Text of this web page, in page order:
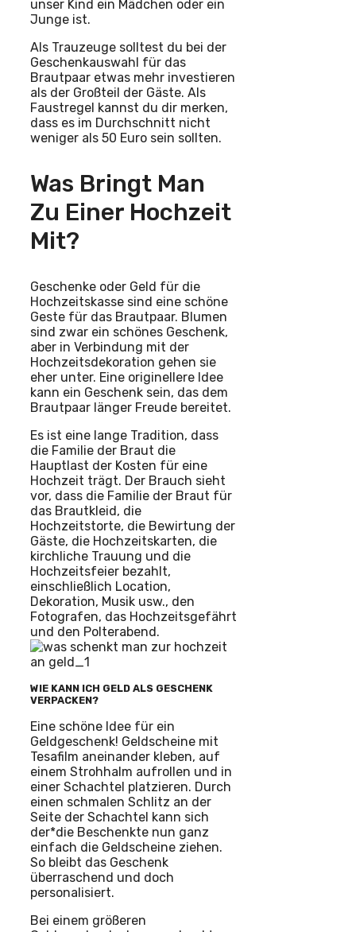
unser Kind ein Mädchen oder ein
Junge ist.
Als Trauzeuge solltest du bei der
Geschenkauswahl für das
Brautpaar etwas mehr investieren
als der Großteil der Gäste. Als
Faustregel kannst du dir merken,
dass es im Durchschnitt nicht
weniger als 50 Euro sein sollten.
Was Bringt Man
Zu Einer Hochzeit
Mit?
Geschenke oder Geld für die
Hochzeitskasse sind eine schöne
Geste für das Brautpaar. Blumen
sind zwar ein schönes Geschenk,
aber in Verbindung mit der
Hochzeitsdekoration gehen sie
eher unter. Eine originellere Idee
kann ein Geschenk sein, das dem
Brautpaar länger Freude bereitet.
Es ist eine lange Tradition, dass
die Familie der Braut die
Hauptlast der Kosten für eine
Hochzeit trägt. Der Brauch sieht
vor, dass die Familie der Braut für
das Brautkleid, die
Hochzeitstorte, die Bewirtung der
Gäste, die Hochzeitskarten, die
kirchliche Trauung und die
Hochzeitsfeier bezahlt,
einschließlich Location,
Dekoration, Musik usw., den
Fotografen, das Hochzeitsgefährt
und den Polterabend.
WIE KANN ICH GELD ALS GESCHENK
VERPACKEN?
Eine schöne Idee für ein
Geldgeschenk! Geldscheine mit
Tesafilm aneinander kleben, auf
einem Strohhalm aufrollen und in
einer Schachtel platzieren. Durch
einen schmalen Schlitz an der
Seite der Schachtel kann sich
der*die Beschenkte nun ganz
einfach die Geldscheine ziehen.
So bleibt das Geschenk
überraschend und doch
personalisiert.
Bei einem größeren